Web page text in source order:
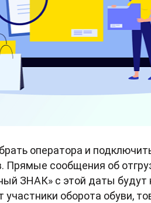
оператора и
Прямые сообщения об
ЗНАК» с этой даты будут
оборота обуви,